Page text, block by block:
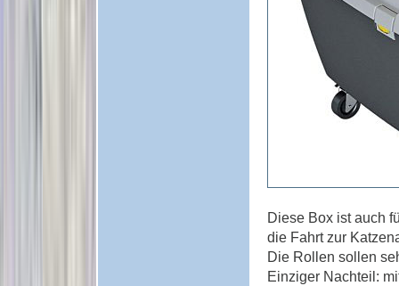
Diese Box ist auch
die Fahrt zur
Die Rollen sollen
Einziger Nachteil: